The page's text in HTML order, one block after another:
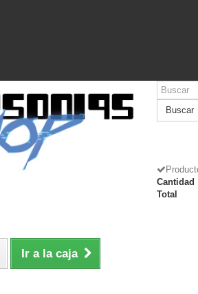
Buscar
Cantidad
Total
Ir a la caja